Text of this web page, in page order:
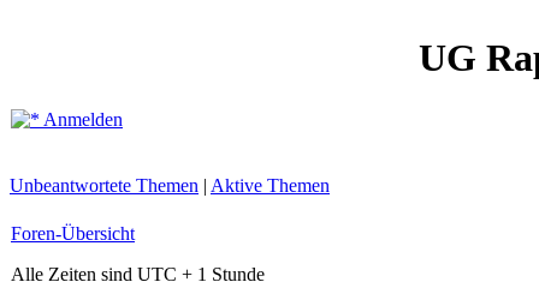
UG
Anmelden
Unbeantwortete Themen | Aktive Themen
Foren-Übersicht
Alle Zeiten sind UTC + 1 Stunde